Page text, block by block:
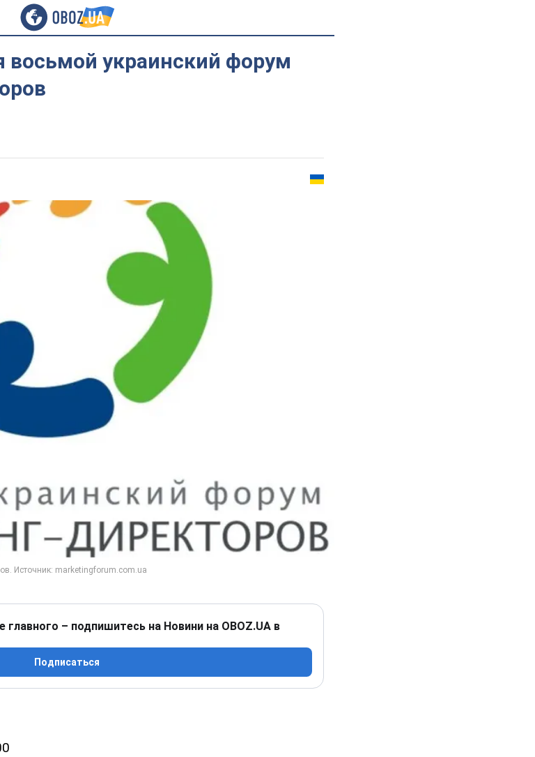
восьмой украинский форум
главного – подпишитесь на Новини на OBOZ.UA в
Подписаться